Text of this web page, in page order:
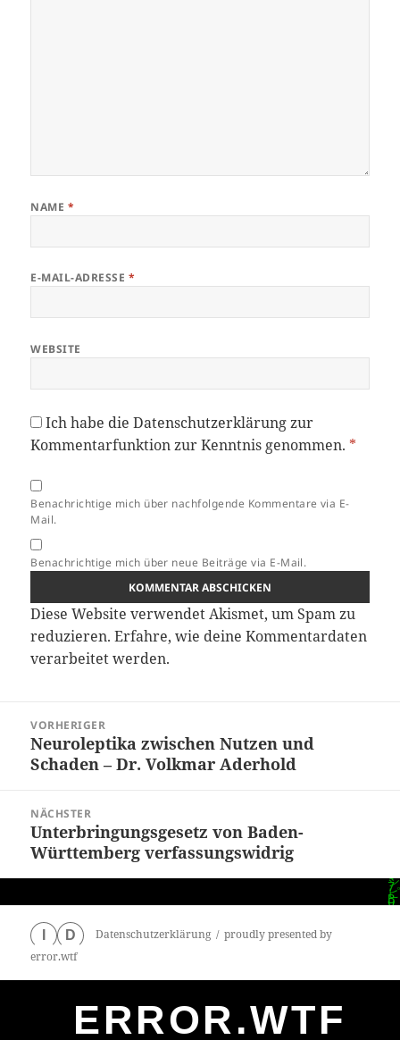
NAME *
E-MAIL-ADRESSE *
WEBSITE
Ich habe dieDatenschutzerklärungzur
Kommentarfunktion zur Kenntnis genommen. *
Benachrichtige mich über nachfolgende Kommentare via E-
Mail.
Benachrichtige mich über neue Beiträge via E-Mail.
Diese Website verwendet Akismet, um Spam zu
reduzieren.Erfahre, wie deine Kommentardaten
verarbeitet werden.
VORHERIGER
Vorheriger
Beitrag:
Neuroleptika zwischen Nutzen und
Schaden – Dr. Volkmar Aderhold
NÄCHSTER
Nächster
Beitrag:
Unterbringungsgesetz von Baden-
Württemberg verfassungswidrig
D Datenschutzerklärung
proudly presented by
error.wtf
ERROR.WTF